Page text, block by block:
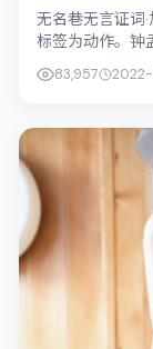
无名巷无言证词
标签为动作。钟
在外冷内热之间
83,957